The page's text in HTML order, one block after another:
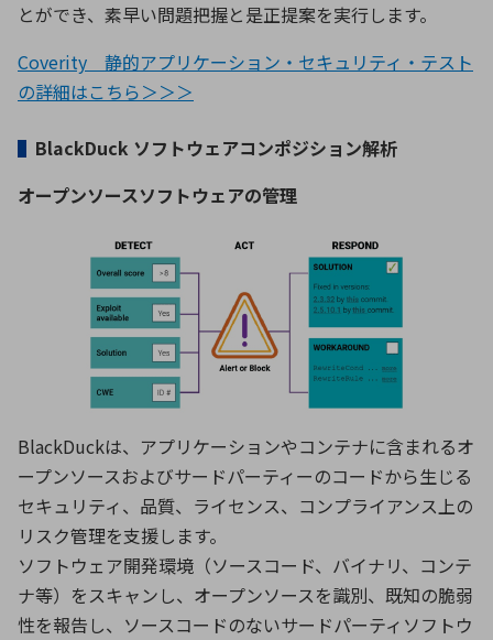
とができ、素早い問題把握と是正提案を実行します。
Coverity 静的アプリケーション・セキュリティ・テスト
の詳細はこちら＞＞＞
▌ BlackDuck ソフトウェアコンポジション解析
オープンソースソフトウェアの管理
BlackDuckは、アプリケーションやコンテナに含まれるオ
ープンソースおよびサードパーティーのコードから生じる
セキュリティ、品質、ライセンス、コンプライアンス上の
リスク管理を支援します。
ソフトウェア開発環境（ソースコード、バイナリ、コンテ
ナ等）をスキャンし、オープンソースを識別、既知の脆弱
性を報告し、ソースコードのないサードパーティソフトウ